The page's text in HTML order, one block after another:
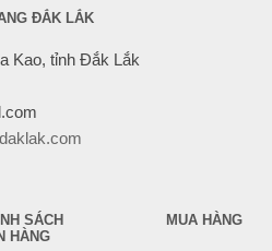
ĐẮK LẮK
Kao, tỉnh Đắk Lắk
SÁCH
HÀNG
MUA HÀNG